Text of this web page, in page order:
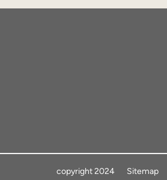
copyright 2024 Sitemap